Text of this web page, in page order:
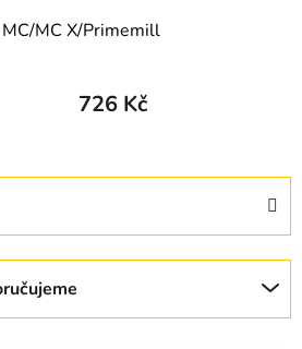
MC X/Primemill
726 Kč